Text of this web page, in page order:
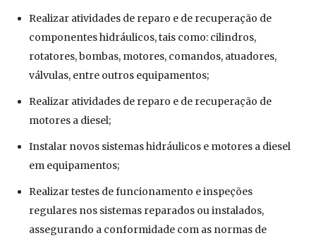
Realizar atividades de reparo e de recuperação de
componentes hidráulicos, tais como: cilindros,
rotatores, bombas, motores, comandos, atuadores,
válvulas, entre outros equipamentos;
Realizar atividades de reparo e de recuperação de
motores a diesel;
Instalar novos sistemas hidráulicos e motores a diesel
em equipamentos;
Realizar testes de funcionamento e inspeções
regulares nos sistemas reparados ou instalados,
assegurando a conformidade com as normas de